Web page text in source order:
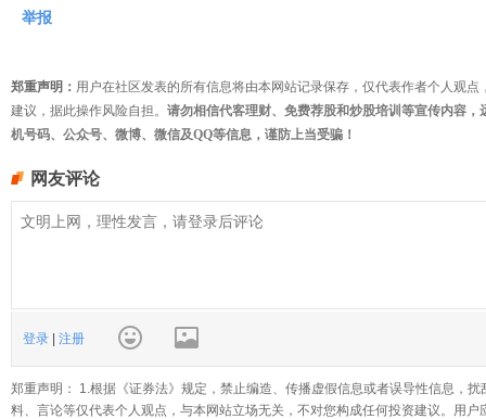
举报
郑重声明： 用户在社区发表的所有信息将由本网站记录保存，仅代表作者个人观
建议，据此操作风险自担。 请勿相信代客理财、免费荐股和炒股培训等宣传内容
机号码、公众号、微博、微信及QQ等信息，谨防上当受骗！
网友评论
登录 | 注册
郑重声明： 1.根据《证券法》规定，禁止编造、传播虚假信息或者误导性信息，
料、言论等仅代表个人观点，与本网站立场无关，不对您构成任何投资建议。用